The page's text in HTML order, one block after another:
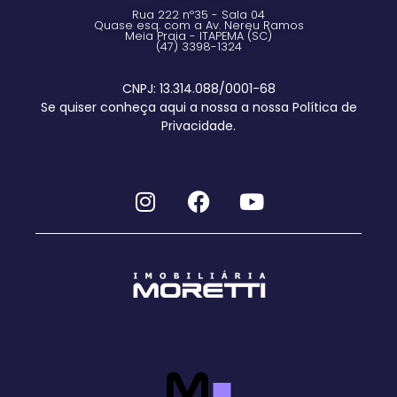
Rua 222 nº35 - Sala 04
Quase esq. com a Av. Nereu Ramos
Meia Praia - ITAPEMA (SC)
(47) 3398-1324
CNPJ: 13.314.088/0001-68
Se quiser conheça aqui a nossa a nossa Política de
Privacidade.